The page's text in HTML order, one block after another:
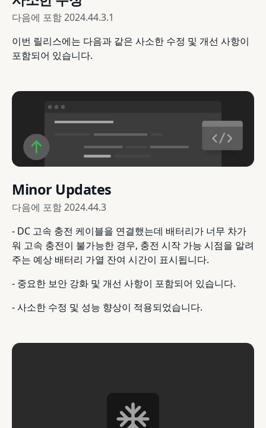
다음에 포함2024.44.3.1
이번 릴리스에는 다음과 같은 사소한 수정 및 개선 사항이
포함되어 있습니다.
Minor Updates
다음에 포함2024.44.3
- DC 고속 충전 케이블을 연결했는데 배터리가 너무 차가
워 고속 충전이 불가능한 경우, 충전 시작 가능 시점을 알려
주는 예상 배터리 가열 잔여 시간이 표시됩니다.
- 중요한 보안 강화 및 개선 사항이 포함되어 있습니다.
- 사소한 수정 및 성능 향상이 적용되었습니다.